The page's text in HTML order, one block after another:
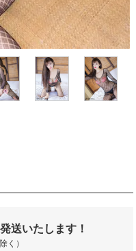
送いたします！
く）